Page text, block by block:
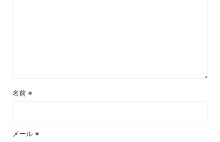
名前 ※
メール ※